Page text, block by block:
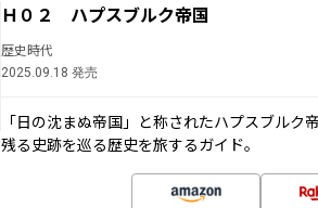
Ｈ０２ ハプスブルク帝国
歴史時代
2025.09.18 発売
「日の沈まぬ帝国」と称されたハプスブル
残る史跡を巡る歴史を旅するガイド。